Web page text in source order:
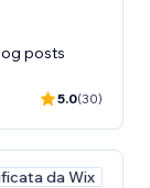
posts
5.0(30)
da Wix